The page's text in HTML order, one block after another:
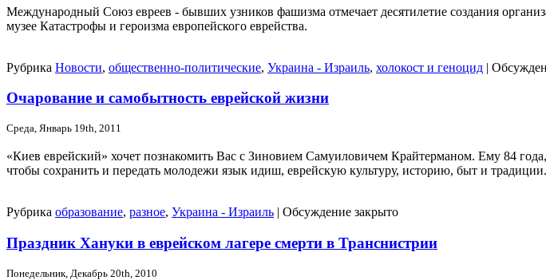
Международный Союз евреев - бывших узников фашизма отмечает десятилетие создания
музее Катастрофы и героизма европейского еврейства.
Рубрика Новости, общественно-политические, Украина - Израиль, холокост и геноцид |
Очарование и самобытность еврейской жизни
Среда, Январь 19th, 2011
«Киев еврейский» хочет познакомить Вас с Зиновием Самуиловичем Крайтерманом. Ему 84
чтобы сохранить и передать молодежи язык идиш, еврейскую культуру, историю, быт и традиции.
Рубрика образование, разное, Украина - Израиль | Обсуждение закрыто
Праздник Хануки в еврейском лагере смерти в Транснистрии
Понедельник, Декабрь 20th, 2010